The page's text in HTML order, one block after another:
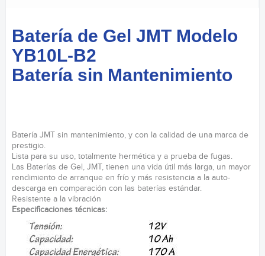
Batería de Gel JMT Modelo
YB10L-B2
Batería sin Mantenimiento
Batería JMT sin mantenimiento, y con la calidad de una marca de
prestigio.
Lista para su uso, totalmente hermética y a prueba de fugas.
Las Baterías de Gel, JMT, tienen una vida útil más larga, un mayor
rendimiento de arranque en frío y más resistencia a la auto-
descarga en comparación con las baterías estándar.
Resistente a la vibración
Especificaciones técnicas: